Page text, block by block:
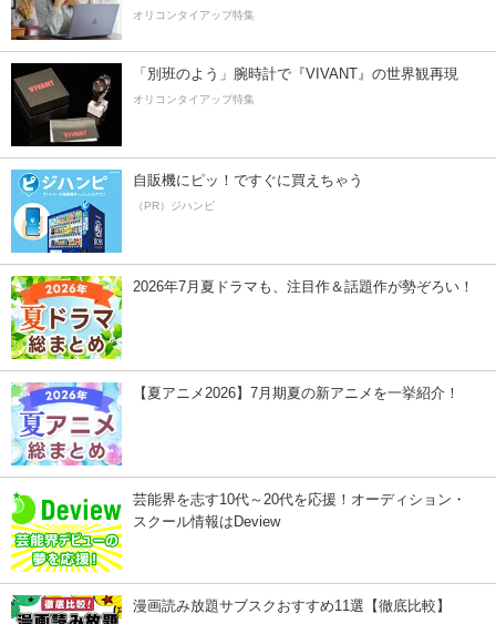
オリコンタイアップ特集
「別班のよう」腕時計で『VIVANT』の世界観再現
オリコンタイアップ特集
自販機にピッ！ですぐに買えちゃう
（PR）ジハンピ
2026年7月夏ドラマも、注目作＆話題作が勢ぞろい！
【夏アニメ2026】7月期夏の新アニメを一挙紹介！
芸能界を志す10代～20代を応援！オーディション・
スクール情報はDeview
漫画読み放題サブスクおすすめ11選【徹底比較】